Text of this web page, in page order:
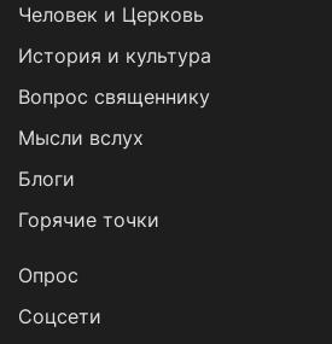
Человек и Церковь
История и культура
Вопрос священнику
Мысли вслух
Блоги
Горячие точки
Опрос
Cоцсети